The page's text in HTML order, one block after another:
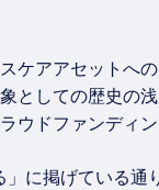
ケアアセットへ
としての歴史の
ドファンディ
に掲げている